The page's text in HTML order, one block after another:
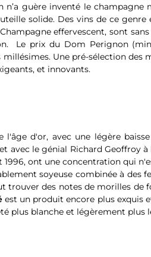
guère inventé le
solide. Des vins de ce genre
effervescent, sont
Le prix du Dom Perignon
Une pré-sélection des
et innovants.
d'or, avec une légère
avec le génial Richard Geoffroy
ont une concentration qui
soyeuse combinée à des
des notes de morilles de
est un produit encore plus exquis
plus blanche et légèrement